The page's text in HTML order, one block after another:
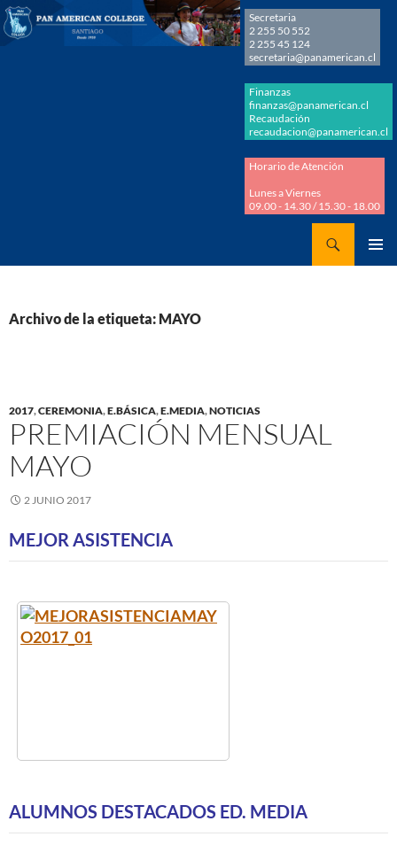
Secretaria
2 255 50 552
2 255 45 124
secretaria@panamerican.cl
Finanzas
finanzas@panamerican.cl
Recaudación
recaudacion@panamerican.cl
Horario de Atención
Lunes a Viernes
09.00 - 14.30 / 15.30 - 18.00
Archivo de la etiqueta: MAYO
2017,CEREMONIA,E.BÁSICA,E.MEDIA,NOTICIAS
PREMIACIÓN MENSUAL
MAYO
2 JUNIO 2017
MEJOR ASISTENCIA
ALUMNOS DESTACADOS ED. MEDIA